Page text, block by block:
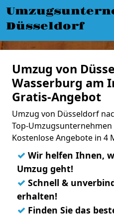
Düsseldorf
Umzug von
Wasserburg am
Gratis-Angebot
Umzug von Düsseldorf
Top-
Kostenlose Angebote in 4
✓ Wir helfen Ihnen,
Umzug geht!
✓ Schnell &
erhalten!
✓ Finden Sie das